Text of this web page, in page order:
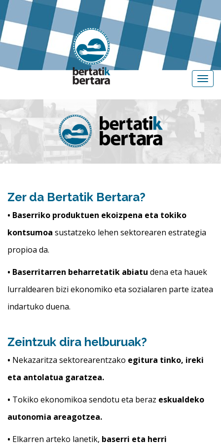
Zer da Bertatik Bertara?
• Baserriko produktuen ekoizpena eta tokiko
kontsumoa sustatzeko lehen sektorearen estrategia
propioa da.
• Baserritarren beharretatik abiatu dena eta hauek
lurraldearen bizi ekonomiko eta sozialaren parte izatea
indartuko duena.
Zeintzuk dira helburuak?
• Nekazaritza sektorearentzako egitura tinko, ireki
eta antolatua garatzea.
• Tokiko ekonomikoa sendotu eta beraz eskualdeko
autonomia areagotzea.
• Elkarren arteko lanetik, baserri eta herri